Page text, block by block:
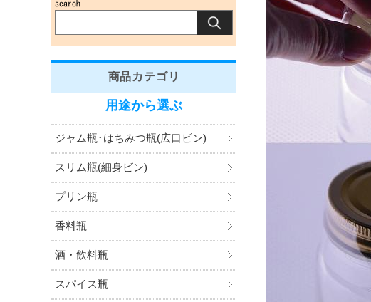
商品カテゴリ
用途から選ぶ
ジャム瓶･はちみつ瓶(広口ビン)
スリム瓶(細身ビン)
プリン瓶
香料瓶
酒・飲料瓶
スパイス瓶